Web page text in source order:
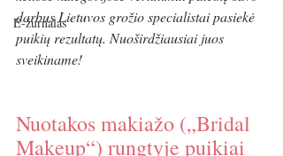
E-žurnalas
darbus Lietuvos grožio specialistai pasiekė
puikių rezultatų. Nuoširdžiausiai juos
sveikiname!
Nuotakos makiažo („Bridal
Makeup“) rungtyje puikiai